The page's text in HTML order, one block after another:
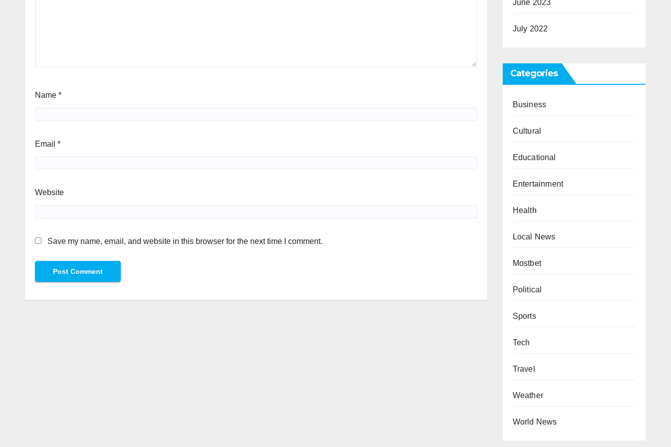
Name *
Email *
Website
Save my name, email, and website in this browser for the next time I comment.
June 2023
July 2022
Categories
Business
Cultural
Educational
Entertainment
Health
Local News
Mostbet
Political
Sports
Tech
Travel
Weather
World News